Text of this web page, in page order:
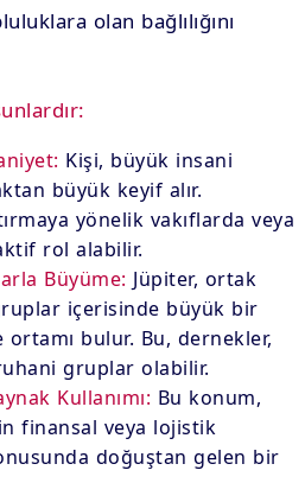
olan bağlılığını
Kişi, büyük insani
büyük keyif alır.
yönelik vakıflarda veya
rol alabilir.
Büyüme: Jüpiter, ortak
içerisinde büyük bir
bulur. Bu, dernekler,
gruplar olabilir.
Kullanımı: Bu konum,
finansal veya lojistik
doğuştan gelen bir